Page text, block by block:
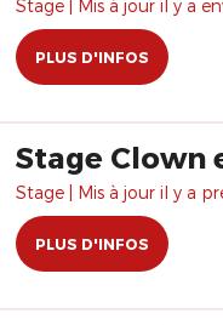
Stage | Mis à jour il y a
PLUS D'INFOS
Stage Clown
Stage | Mis à jour il y a
PLUS D'INFOS